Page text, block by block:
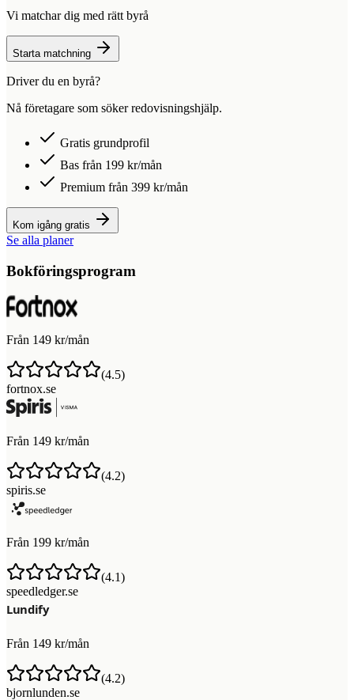
Vi matchar dig med rätt byrå
Starta matchning
Driver du en byrå?
Nå företagare som söker redovisningshjälp.
Gratis grundprofil
Bas från 199 kr/mån
Premium från 399 kr/mån
Kom igång gratis
Se alla planer
Bokföringsprogram
Från 149 kr/mån
(4.5)
fortnox.se
Från 149 kr/mån
(4.2)
spiris.se
Från 199 kr/mån
(4.1)
speedledger.se
Från 149 kr/mån
(4.2)
bjornlunden.se